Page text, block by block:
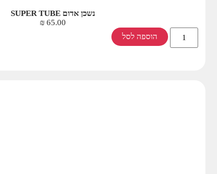
נשכן אדום SUPER TUBE
65.00
₪
הוספה לסל